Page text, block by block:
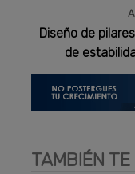
Diseño de
de
TAMBIÉN